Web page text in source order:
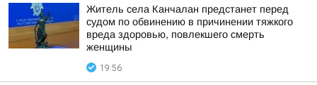
Житель села Канчалан предстанет перед
судом по обвинению в причинении тяжкого
вреда здоровью, повлекшего смерть
женщины
19:56